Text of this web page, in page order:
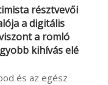
résztvevői
a digitális
a romló
kihívás elé
és az egész